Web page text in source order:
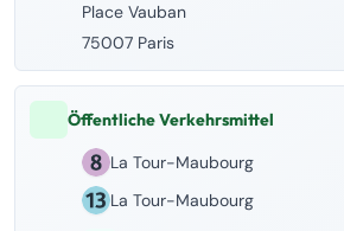
Place Vauban
75007 Paris
Öffentliche Verkehrsmittel
La Tour-Maubourg
La Tour-Maubourg